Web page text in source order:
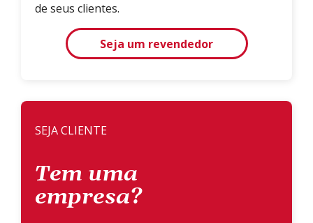
de seus clientes.
Seja um revendedor
SEJA CLIENTE
Tem uma
empresa?